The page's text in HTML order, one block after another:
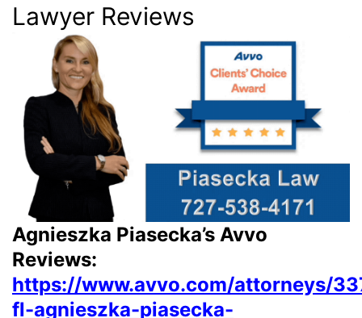
Lawyer Reviews
Agnieszka Piasecka’s Avvo
Reviews:
https://www.avvo.com/attorneys/
fl-agnieszka-piasecka-